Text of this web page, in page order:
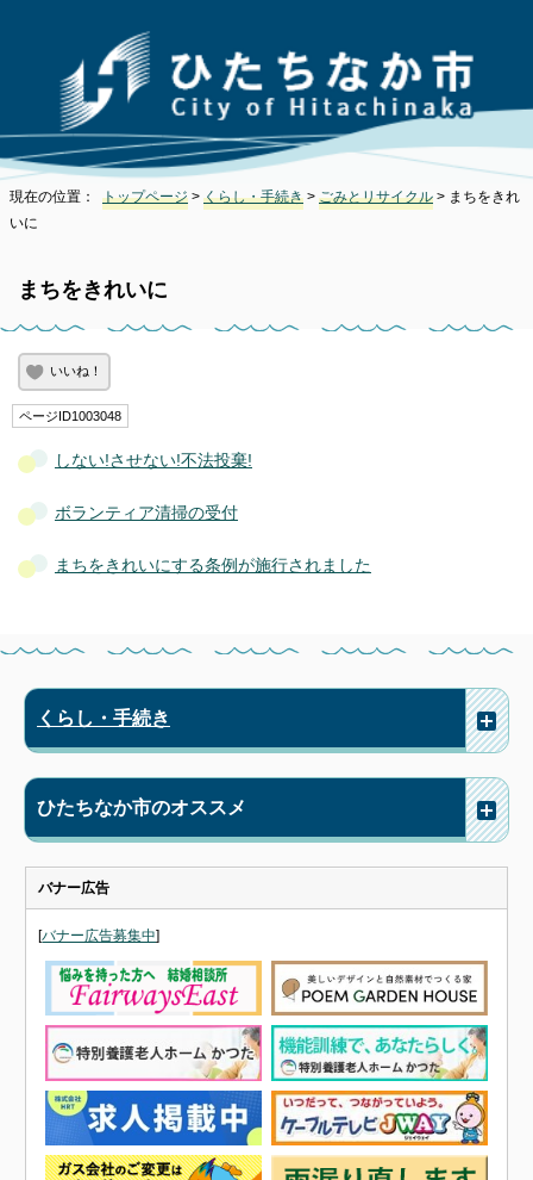
現在の位置： トップページ > くらし・手続き > ごみとリサイクル > まちをきれ
いに
まちをきれいに
いいね！
ページID1003048
しない!させない!不法投棄!
ボランティア清掃の受付
まちをきれいにする条例が施行されました
くらし・手続き
ひたちなか市のオススメ
バナー広告
[バナー広告募集中]